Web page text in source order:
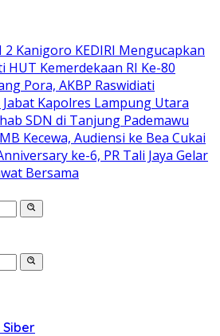
Kanigoro KEDIRI Mengucapkan
Kemerdekaan RI Ke-80
Pora, AKBP Raswidiati
Jabat Kapolres Lampung Utara
SDN di Tanjung Pademawu
Kecewa, Audiensi ke Bea Cukai
ke-6, PR Tali Jaya Gelar
Bersama
Siber